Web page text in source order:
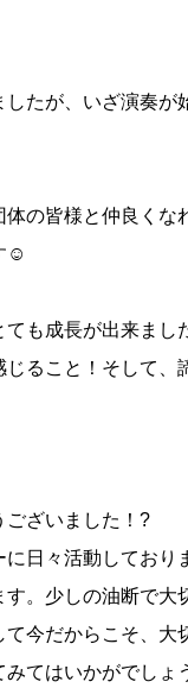
たが、いざ演奏
の皆様と仲良く
☺️
も成長が出来ま
ること！そして
ございました！?
日々活動しており
。少しの油断で
今だからこそ、大
みてはいかがでしょ